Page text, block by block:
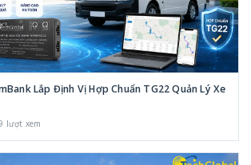
Lắp Định Vị Hợp Chuẩn TG22 Quản Lý Xe
lượt xem